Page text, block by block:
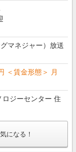
マネジャー）放送
＜賃金形態＞ 月
ロジーセンター 住
気になる！